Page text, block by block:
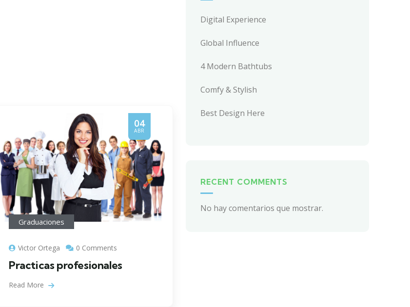
04
ABR
Graduaciones
Victor Ortega 0 Comments
Practicas profesionales
Read More
Digital Experience
Global Influence
4 Modern Bathtubs
Comfy & Stylish
Best Design Here
RECENT COMMENTS
No hay comentarios que mostrar.